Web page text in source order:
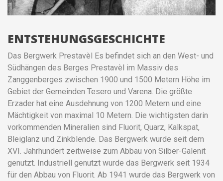
ENTSTEHUNGSGESCHICHTE
Das Bergwerk Prestavèl Es befindet sich an den West- und
Südhängen des Berges Prestavèl im Massiv des
Zanggenberges zwischen 1900 und 1500 Metern Höhe im
Gebiet der Gemeinden Tesero und Varena. Die größte
Erzader hat eine Ausdehnung von 1200 Metern und eine
Mächtigkeit von maximal 10 Metern. Die wichtigsten darin
vorkommenden Mineralien sind Fluorit, Quarz, Kalkspat,
Bleiglanz und Zinkblende. Das Bergwerk wurde seit dem
XVI. Jahrhundert zeitweise zum Abbau von Silber-Galenit
genutzt. Industriell genutzt wurde das Bergwerk seit 1934
für den Abbau von Fluorit. Ab 1941 wurde das Bergwerk von